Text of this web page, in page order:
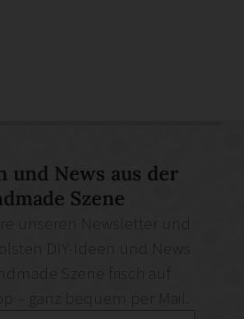
und News aus der
Szene
– ganz bequem per Mail.